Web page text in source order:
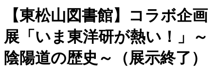
【東松山図書館】コラボ企画
展「いま東洋研が熱い！」～
陰陽道の歴史～（展示終了）